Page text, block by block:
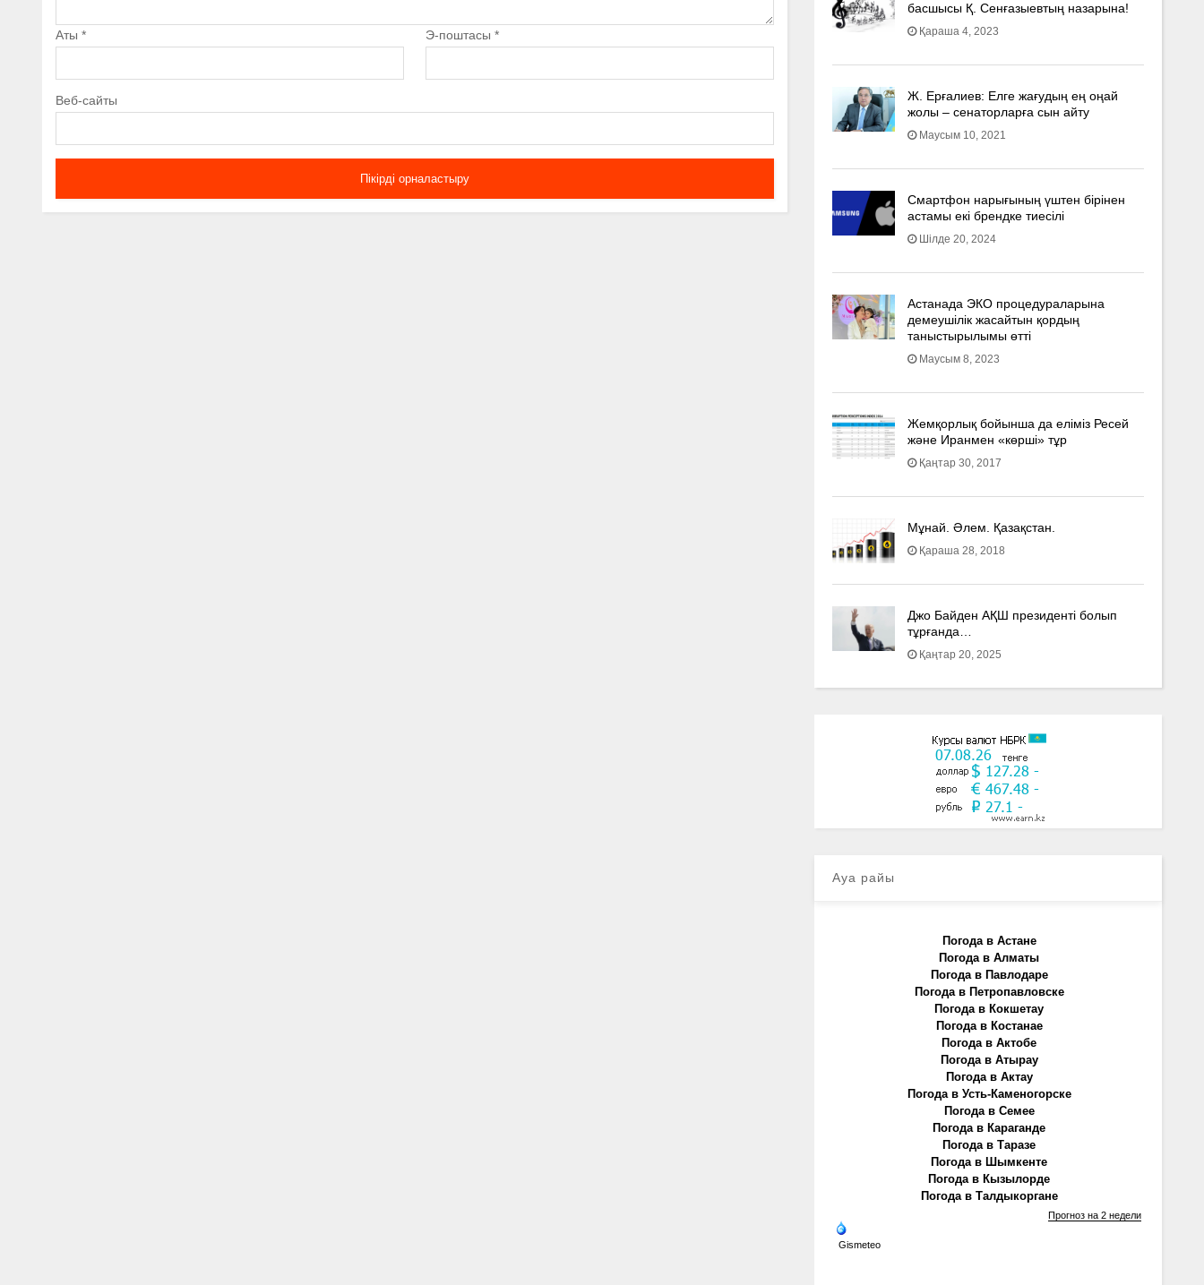
Аты* Э-поштасы*
Веб-сайты
басшысы Қ. Сенғазыевтың назарына!
Қараша 4, 2023
Ж. Ерғалиев: Елге жағудың ең оңай
жолы – сенаторларға сын айту
Маусым 10, 2021
Смартфон нарығының үштен бірінен
астамы екі брендке тиесілі
Шілде 20, 2024
Астанада ЭКО процедураларына
демеушілік жасайтын қордың
таныстырылымы өтті
Маусым 8, 2023
Жемқорлық бойынша да еліміз Ресей
және Иранмен «көрші» тұр
Қаңтар 30, 2017
Мұнай. Әлем. Қазақстан.
Қараша 28, 2018
Джо Байден АҚШ президенті болып
тұрғанда…
Қаңтар 20, 2025
Ауа райы
Погода в Астане
Погода в Алматы
Погода в Павлодаре
Погода в Петропавловске
Погода в Кокшетау
Погода в Костанае
Погода в Актобе
Погода в Атырау
Погода в Актау
Погода в Усть-Каменогорске
Погода в Семее
Погода в Караганде
Погода в Таразе
Погода в Шымкенте
Погода в Кызылорде
Погода в Талдыкоргане
Gismeteo
Прогноз на 2 недели